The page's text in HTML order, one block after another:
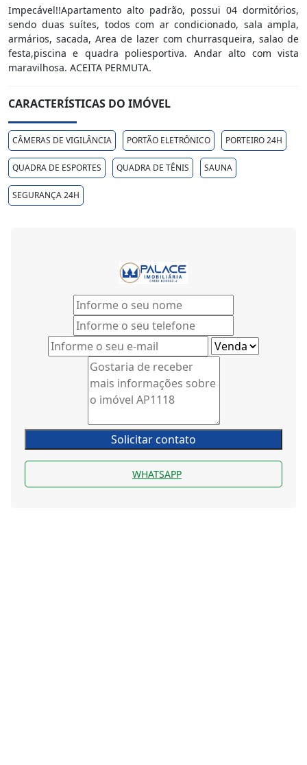
Impecável!!Apartamento alto padrão, possui 04 dormitórios,
sendo duas suítes, todos com ar condicionado, sala ampla,
armários, sacada, Area de lazer com churrasqueira, salao de
festa,piscina e quadra poliesportiva. Andar alto com vista
maravilhosa. ACEITA PERMUTA.
CARACTERÍSTICAS DO IMÓVEL
CÂMERAS DE VIGILÂNCIA PORTÃO ELETRÔNICO PORTEIRO 24H
QUADRA DE ESPORTES QUADRA DE TÊNIS SAUNA
SEGURANÇA 24H
Solicitar contato
WHATSAPP